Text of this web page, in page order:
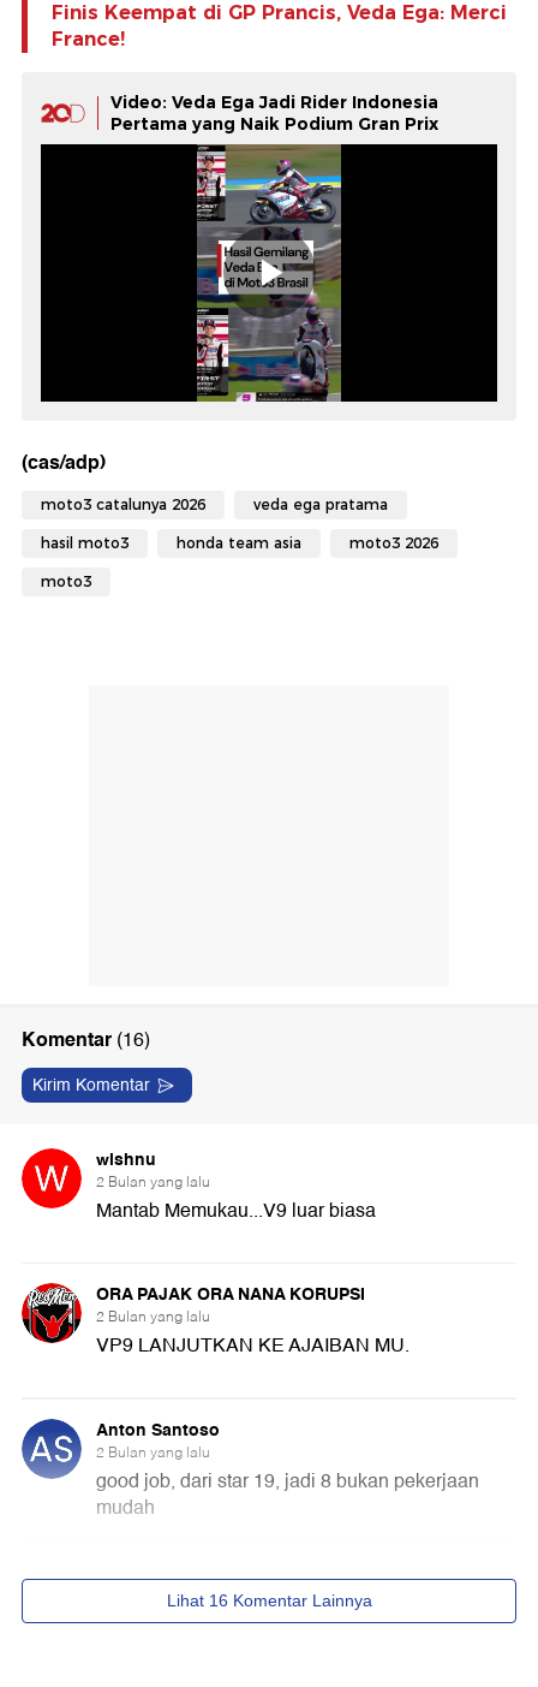
Finis Keempat di GP Prancis, Veda Ega: Merci
France!
Video: Veda Ega Jadi Rider Indonesia
Pertama yang Naik Podium Gran Prix
(cas/adp)
moto3 catalunya 2026 veda ega pratama
hasil moto3 honda team asia moto3 2026
moto3